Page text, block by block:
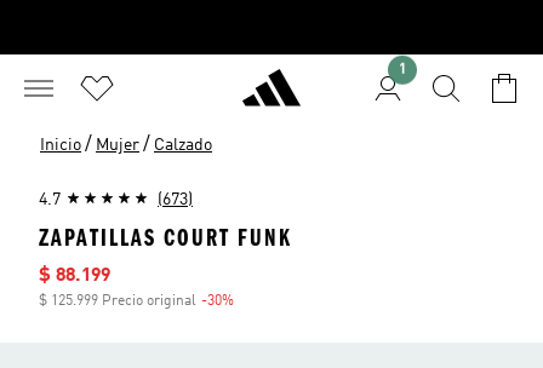
1
Inicio / Mujer / Calzado
4.7 (673)
ZAPATILLAS COURT FUNK
Precio de venta
$ 88.199
$ 125.999 Precio original -30%